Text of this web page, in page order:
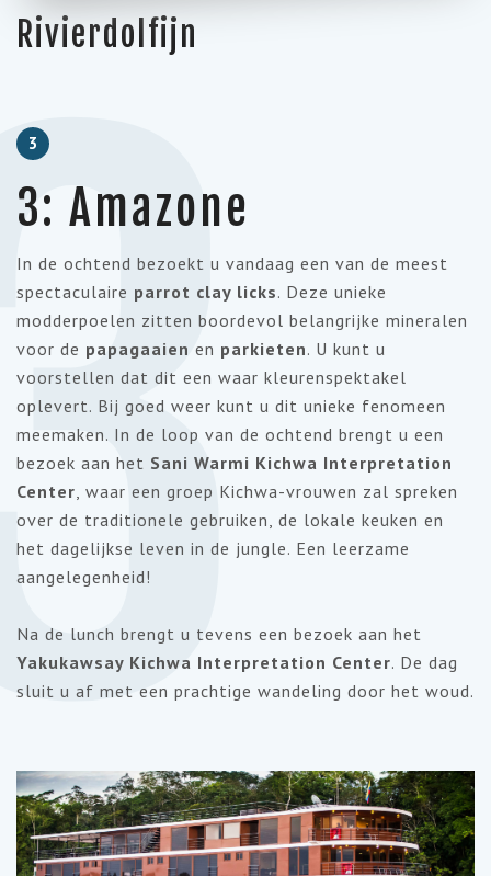
Rivierdolfijn
3
3: Amazone
In de ochtend bezoekt u vandaag een van de meest
spectaculaire parrot clay licks. Deze unieke
modderpoelen zitten boordevol belangrijke mineralen
voor de papagaaien en parkieten. U kunt u
voorstellen dat dit een waar kleurenspektakel
oplevert. Bij goed weer kunt u dit unieke fenomeen
meemaken. In de loop van de ochtend brengt u een
bezoek aan het Sani Warmi Kichwa Interpretation
Center, waar een groep Kichwa-vrouwen zal spreken
over de traditionele gebruiken, de lokale keuken en
het dagelijkse leven in de jungle. Een leerzame
aangelegenheid!
Na de lunch brengt u tevens een bezoek aan het
Yakukawsay Kichwa Interpretation Center. De dag
sluit u af met een prachtige wandeling door het woud.